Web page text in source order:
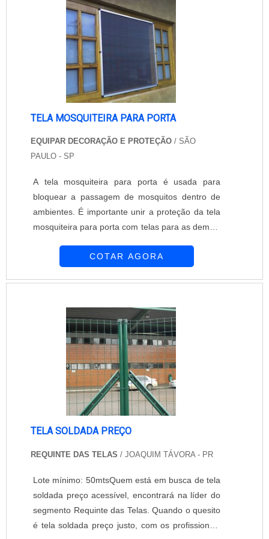
empresa especializada em venda e colocação
de redes e redes de proteção. As redes são
feitas com a mais alta tecnologia e proporciona a
você e a família a proteção que vocês
merecem. .
fabricação. Além desse material, também
TELA MOSQUITEIRA PARA PORTA
EQUIPAR DECORAÇÃO E PROTEÇÃO / SÃO
PAULO - SP
A tela mosquiteira para porta é usada para
bloquear a passagem de mosquitos dentro de
ambientes. É importante unir a proteção da tela
mosquiteira para porta com telas para as demais
proteção. A Equipar Decoração e Proteção é
cada solicitação é especial e deve ser atendida
de mod....
COTAR AGORA
TELA SOLDADA PREÇO
REQUINTE DAS TELAS / JOAQUIM TÁVORA - PR
Lote mínimo: 50mtsQuem está em busca de tela
soldada preço acessível, encontrará na líder do
segmento Requinte das Telas. Quando o quesito
é tela soldada preço justo, com os profissionais